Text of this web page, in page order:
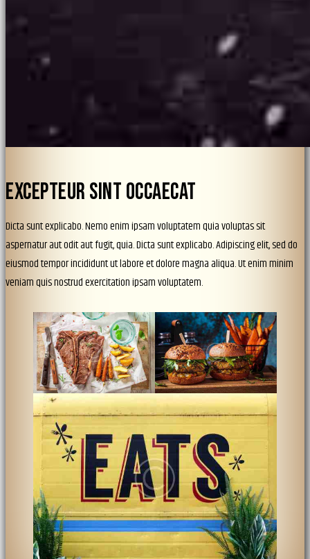
EXCEPTEUR SINT OCCAECAT
Dicta sunt explicabo. Nemo enim ipsam voluptatem quia voluptas sit
aspernatur aut odit aut fugit, quia. Dicta sunt explicabo. Adipiscing elit, sed do
eiusmod tempor incididunt ut labore et dolore magna aliqua. Ut enim minim
veniam quis nostrud exercitation ipsam voluptatem.